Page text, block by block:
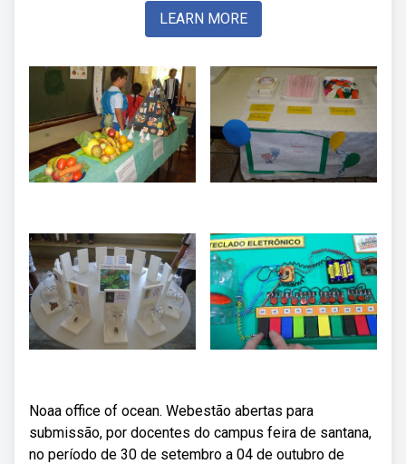
LEARN MORE
Noaa office of ocean. Webestão abertas para
submissão, por docentes do campus feira de santana,
no período de 30 de setembro a 04 de outubro de